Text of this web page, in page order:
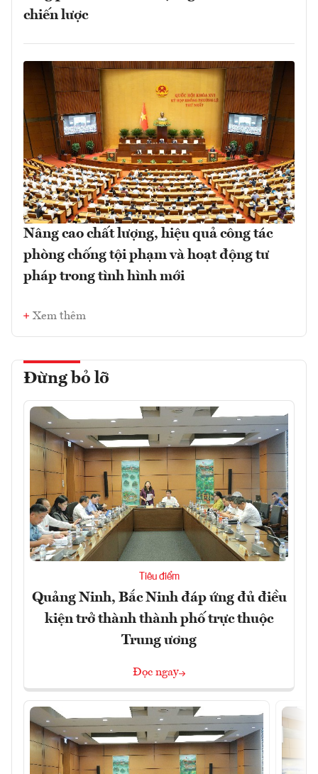
chiến lược
Nâng cao chất lượng, hiệu quả công tác
phòng chống tội phạm và hoạt động tư
pháp trong tình hình mới
Xem thêm
Đừng bỏ lỡ
Tiêu điểm
Quảng Ninh, Bắc Ninh đáp ứng đủ điều
kiện trở thành thành phố trực thuộc
Trung ương
Đọc ngay